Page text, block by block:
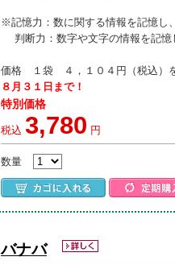
※記憶力：数に関する情報を記憶し
判断力：数字や文字の情報を記憶
価格 １袋 ４，１０４円（税込）
８月３１日まで！
特別価格
税込 3,780 円
数量
バナバ